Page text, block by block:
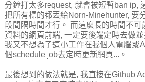
分鐘打太多request, 就會被短暫ban ip,
把所有標的都丟給Norn-Minehunter, 要
段間隔時間才行。 而這麼長的時間不可
資料的網頁前端, 一定要後端定時去做
我又不想為了這小工作在我個人電腦或
個schedule job去定時更新網頁...。
最後想到的做法就是, 我直接在Github